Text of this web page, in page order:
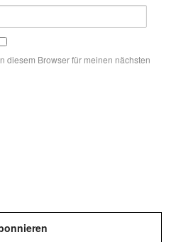
diesem Browser für meinen nächsten